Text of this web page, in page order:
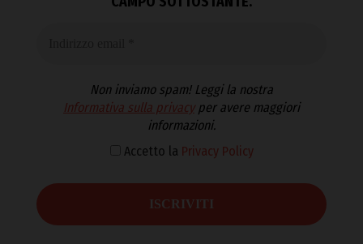
Non inviamo spam! Leggi la nostra
Informativa sulla privacyper avere maggiori
informazioni.
Accetto la Privacy Policy